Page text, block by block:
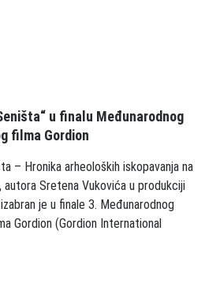
u finalu Međunarodnog
filma Gordion
– Hronika arheoloških iskopavanja na
autora Sretena Vukovića u produkciji
je u finale 3. Međunarodnog
Gordion (Gordion International